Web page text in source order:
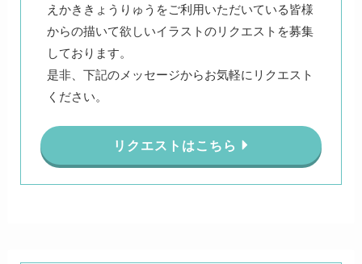
えかききょうりゅうをご利用いただいている皆様
からの描いて欲しいイラストのリクエストを募集
しております。
是非、下記のメッセージからお気軽にリクエスト
ください。
リクエストはこちら